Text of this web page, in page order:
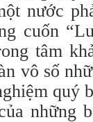
nước
cuốn
tâm
vô số
quý
những